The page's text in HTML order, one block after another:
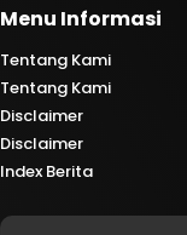
Menu Informasi
Tentang Kami
Tentang Kami
Disclaimer
Disclaimer
Index Berita